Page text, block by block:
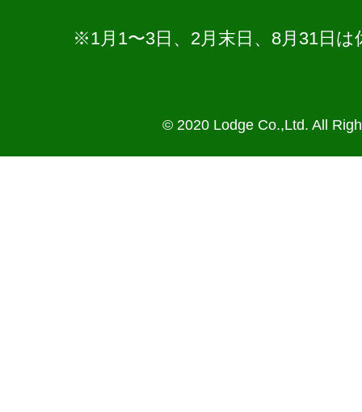
※1月1〜3日、2月末日、8月31日
© 2020 Lodge Co.,Ltd. All